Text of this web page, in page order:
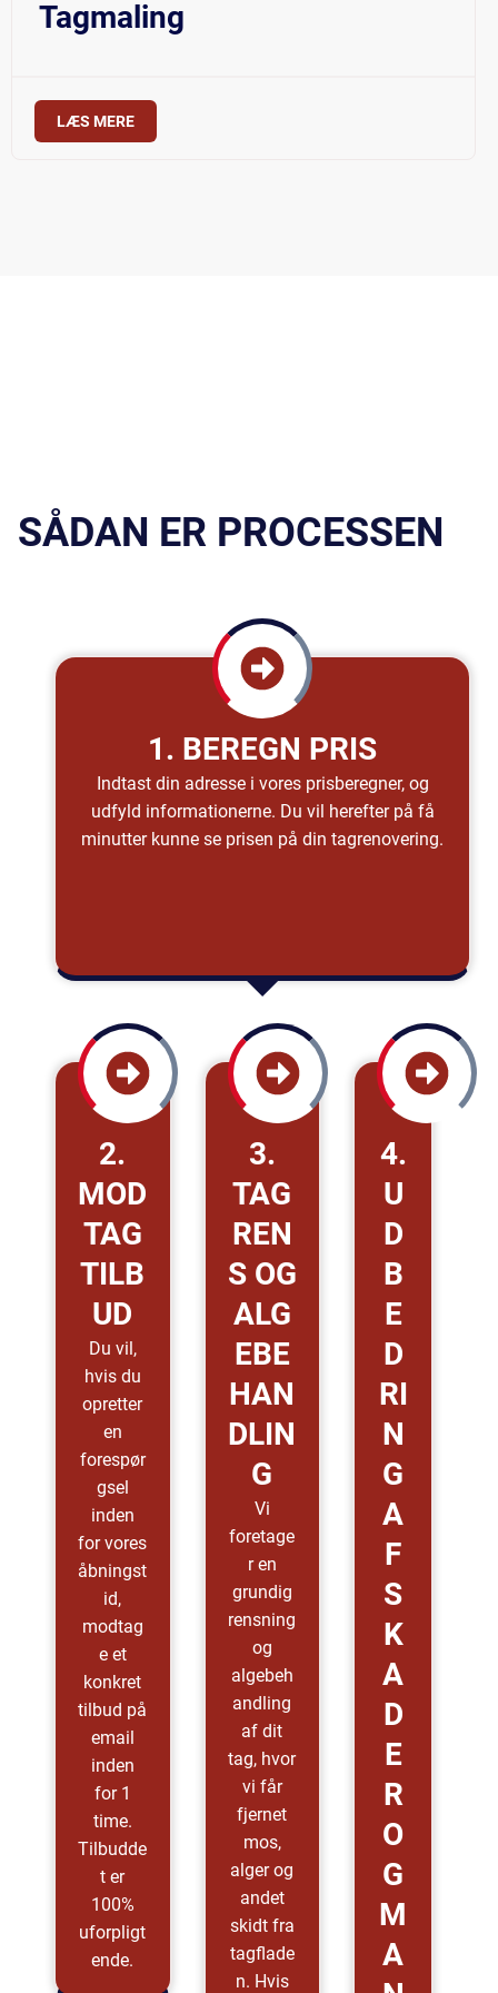
Tagmaling
LÆS MERE
SÅDAN ER PROCESSEN
1. BEREGN PRIS
Indtast din adresse i vores prisberegner, og
udfyld informationerne. Du vil herefter på få
minutter kunne se prisen på din tagrenovering.
2.
MOD
TAG
TILB
UD
Du vil,
hvis du
opretter
en
forespør
gsel
inden
for vores
åbningst
id,
modtag
e et
konkret
tilbud på
email
inden
for 1
time.
Tilbudde
t er
100%
uforpligt
ende.
3.
TAG
REN
S OG
ALG
EBE
HAN
DLIN
G
Vi
foretage
r en
grundig
rensning
og
algebeh
andling
af dit
tag, hvor
vi får
fjernet
mos,
alger og
andet
skidt fra
tagflade
n. Hvis
4.
U
D
B
E
D
RI
N
G
A
F
S
K
A
D
E
R
O
G
M
A